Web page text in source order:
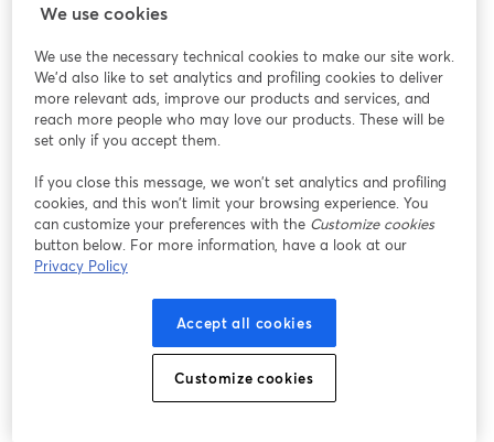
หากมีปัญหา
เปิดในแท็บใหม่
We use cookies
We use the necessary technical cookies to make our site work.
We'd also like to set analytics and profiling cookies to deliver
more relevant ads, improve our products and services, and
reach more people who may love our products. These will be
set only if you accept them.
If you close this message, we won’t set analytics and profiling
cookies, and this won’t limit your browsing experience. You
can customize your preferences with the Customize cookies
button below. For more information, have a look at our
Privacy Policy
Accept all cookies
Customize cookies